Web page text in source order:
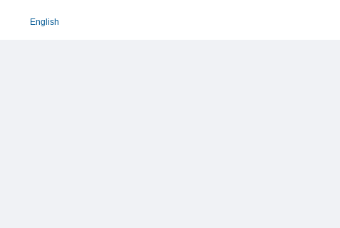
English